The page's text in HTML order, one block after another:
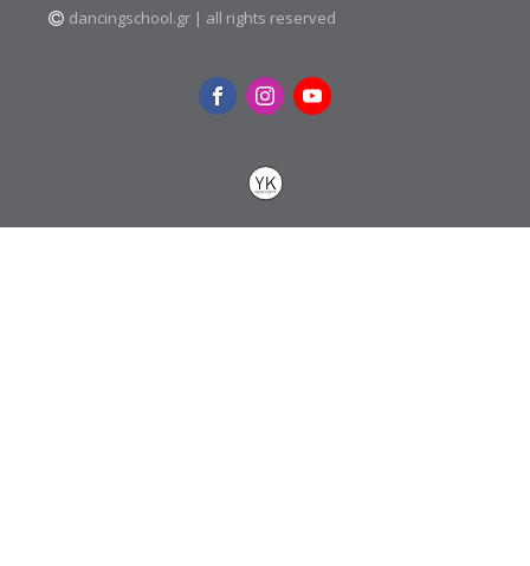
dancingschool.gr | all rights reserved